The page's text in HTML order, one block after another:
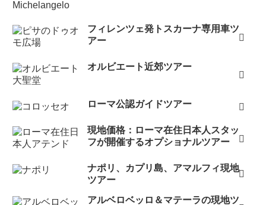
フィレンツェ発トスカーナ専用車ツ
アー
オルビエート近郊ツアー
ローマ公認ガイドツアー
現地価格：ローマ在住日本人スタッ
フが開催するオプショナルツアー
ナポリ、カプリ島、アマルフィ現地
ツアー
アルベロベッロ＆マテーラの現地ツ